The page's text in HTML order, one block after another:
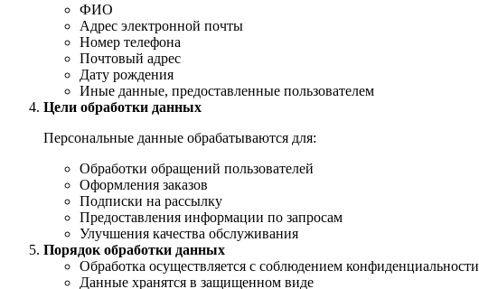
ФИО
Адрес электронной почты
Номер телефона
Почтовый адрес
Дату рождения
Иные данные, предоставленные пользователем
Цели обработки данных
Персональные данные обрабатываются для:
Обработки обращений пользователей
Оформления заказов
Подписки на рассылку
Предоставления информации по запросам
Улучшения качества обслуживания
Порядок обработки данных
Обработка осуществляется с соблюдением конфиденциальности
Данные хранятся в защищенном виде